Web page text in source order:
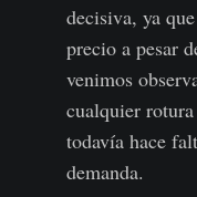
decisiva, ya
precio a pesar
venimos
cualquier
todavía hace
demanda.